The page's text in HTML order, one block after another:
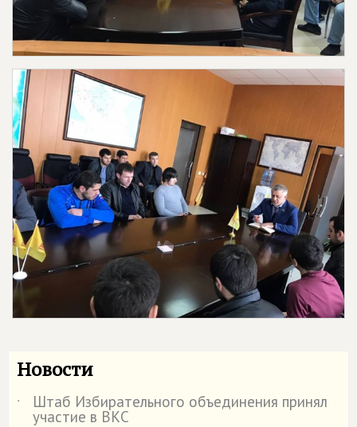
Новости
˙ Штаб Избирательного объединения принял
участие в ВКС